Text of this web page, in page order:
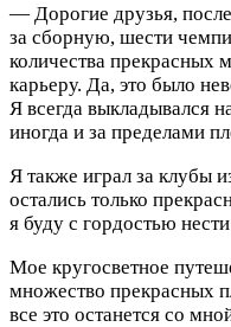
— Дорогие друзья,
за сборную, шести
количества прекрасных
карьеру. Да, это было
Я всегда выкладывался
иногда и за пределами
Я также играл за клубы
остались только
я буду с гордостью
Мое кругосветное
множество прекрасных
все это останется со